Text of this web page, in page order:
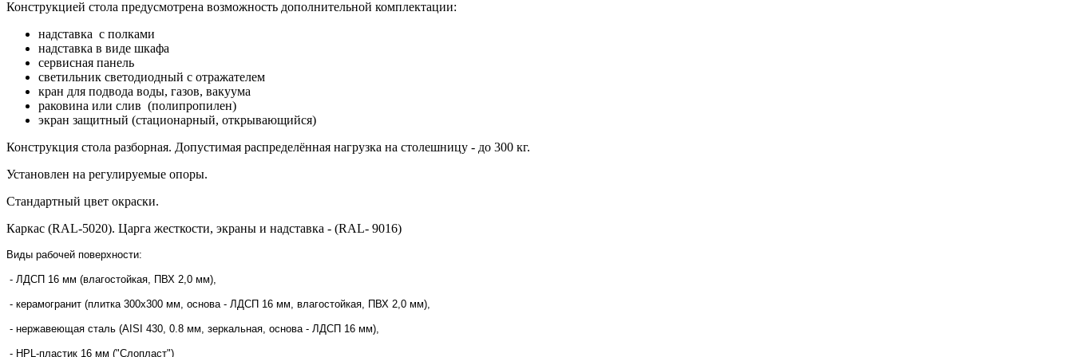
Конструкцией стола предусмотрена возможность дополнительной комплектации:
надставка с полками
надставка в виде шкафа
сервисная панель
светильник светодиодный с отражателем
кран для подвода воды, газов, вакуума
раковина или слив (полипропилен)
экран защитный (стационарный, открывающийся)
Конструкция стола разборная. Допустимая распределённая нагрузка на столешницу - до 300 кг.
Установлен на регулируемые опоры.
Стандартный цвет окраски.
Каркас (RAL-5020). Царга жесткости, экраны и надставка - (RAL- 9016)
Виды рабочей поверхности:
- ЛДСП 16 мм (влагостойкая, ПВХ 2,0 мм),
- керамогранит (плитка 300х300 мм, основа - ЛДСП 16 мм, влагостойкая, ПВХ 2,0 мм),
- нержавеющая сталь (AISI 430, 0.8 мм, зеркальная, основа - ЛДСП 16 мм),
- HPL-пластик 16 мм ("Слопласт")